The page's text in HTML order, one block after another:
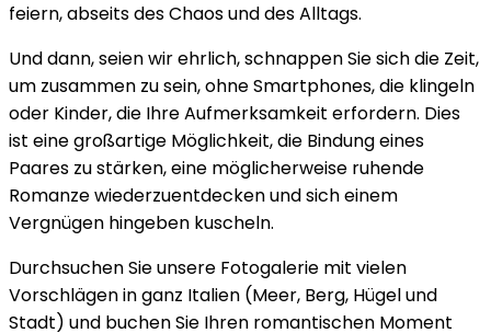
feiern, abseits des Chaos und des Alltags.
Und dann, seien wir ehrlich, schnappen Sie sich die Zeit,
um zusammen zu sein, ohne Smartphones, die klingeln
oder Kinder, die Ihre Aufmerksamkeit erfordern. Dies
ist eine großartige Möglichkeit, die Bindung eines
Paares zu stärken, eine möglicherweise ruhende
Romanze wiederzuentdecken und sich einem
Vergnügen hingeben kuscheln.
Durchsuchen Sie unsere Fotogalerie mit vielen
Vorschlägen in ganz Italien (Meer, Berg, Hügel und
Stadt) und buchen Sie Ihren romantischen Moment